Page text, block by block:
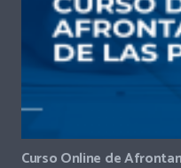
Curso Online de